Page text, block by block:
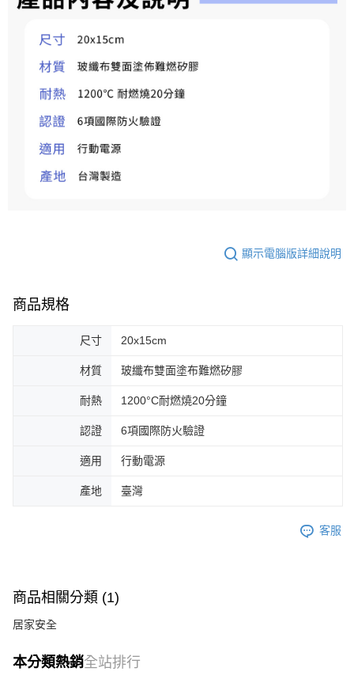
顯示電腦版詳細說明
商品規格
尺寸 20x15cm
材質 玻纖布雙面塗布難燃矽膠
耐熱 1200°C耐燃燒20分鐘
認證 6項國際防火驗證
適用 行動電源
產地 臺灣
客服
商品相關分類 (1)
居家安全
本分類熱銷全站排行